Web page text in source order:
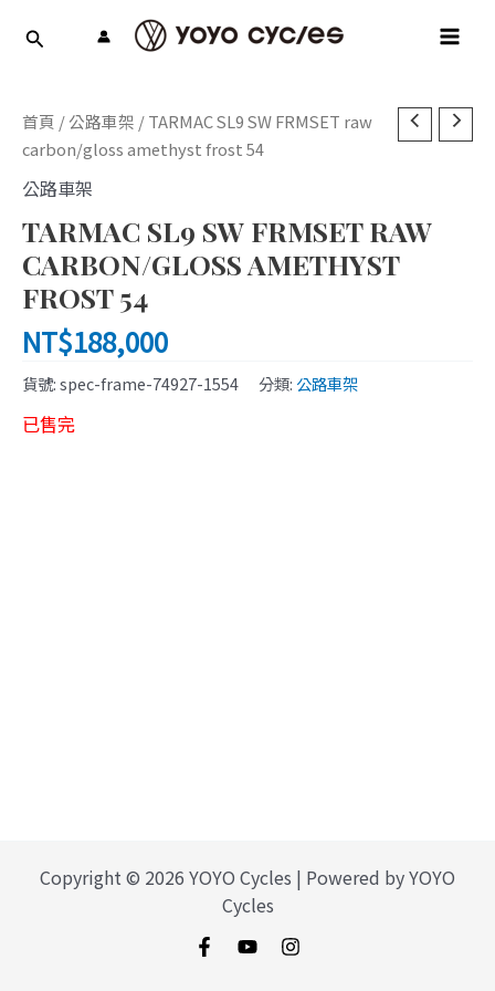
首頁 /公路車架 / TARMAC SL9 SW FRMSET raw
carbon/gloss amethyst frost 54
公路車架
TARMAC SL9 SW FRMSET RAW
CARBON/GLOSS AMETHYST
FROST 54
NT$188,000
貨號:spec-frame-74927-1554 分類: 公路車架
已售完
Copyright © 2026 YOYO Cycles | Powered by YOYO
Cycles